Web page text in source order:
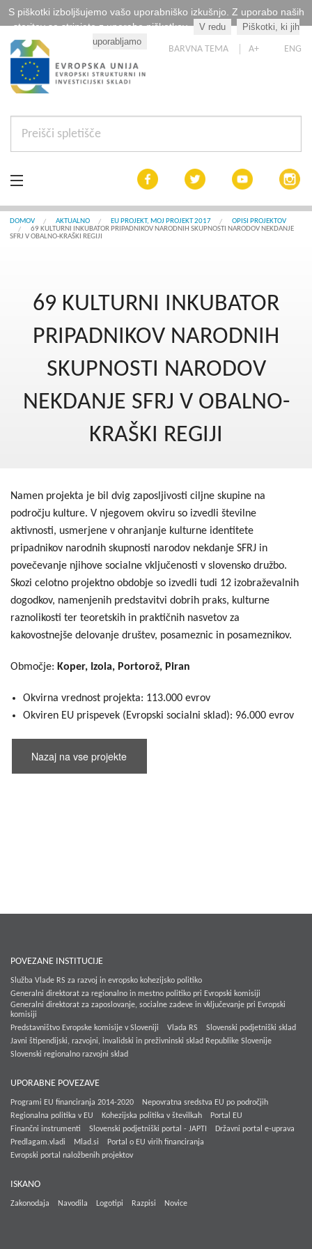
S piškotki izboljšujemo vašo uporabniško izkušnjo. Z uporabo naših
storitev se strinjate z uporabo piškotkov.
V redu
Piškotki, ki jih
uporabljamo
BARVNA TEMA A+ ENG
Aktualno
Kohezija do 2020
Po 2020
Seznam projektov
DOMOV AKTUALNO EU PROJEKT, MOJ PROJEKT 2017
OPISI PROJEKTOV
69 KULTURNI INKUBATOR PRIPADNIKOV NARODNIH SKUPNOSTI NARODOV NEKDANJE
SFRJ V OBALNO-KRAŠKI REGIJI
69 KULTURNI INKUBATOR
PRIPADNIKOV NARODNIH
SKUPNOSTI NARODOV
NEKDANJE SFRJ V OBALNO-
KRAŠKI REGIJI
Namen projekta je bil dvig zaposljivosti ciljne skupine na
področju kulture. V njegovem okviru so izvedli številne
aktivnosti, usmerjene v ohranjanje kulturne identitete
pripadnikov narodnih skupnosti narodov nekdanje SFRJ in
povečevanje njihove socialne vključenosti v slovensko družbo.
Skozi celotno projektno obdobje so izvedli tudi 12 izobraževalnih
dogodkov, namenjenih predstavitvi dobrih praks, kulturne
raznolikosti ter teoretskih in praktičnih nasvetov za
kakovostnejše delovanje društev, posameznic in posameznikov.
Območje: Koper, Izola, Portorož, Piran
Okvirna vrednost projekta: 113.000 evrov
Okviren EU prispevek (Evropski socialni sklad): 96.000 evrov
Nazaj na vse projekte
POVEZANE INSTITUCIJE
Služba Vlade RS za razvoj in evropsko kohezijsko politiko
Generalni direktorat za regionalno in mestno politiko pri Evropski komisiji
Generalni direktorat za zaposlovanje, socialne zadeve in vključevanje pri Evropski
komisiji
Predstavništvo Evropske komisije v Sloveniji
Vlada RS
Slovenski podjetniški sklad
Javni štipendijski, razvojni, invalidski in preživninski sklad Republike Slovenije
Slovenski regionalno razvojni sklad
UPORABNE POVEZAVE
Programi EU financiranja 2014-2020
Nepovratna sredstva EU po področjih
Regionalna politika v EU
Kohezijska politika v številkah
Portal EU
Finančni instrumenti
Slovenski podjetniški portal - JAPTI
Državni portal e-uprava
Predlagam.vladi
Mlad.si
Portal o EU virih financiranja
Evropski portal naložbenih projektov
ISKANO
Zakonodaja Navodila Logotipi Razpisi Novice